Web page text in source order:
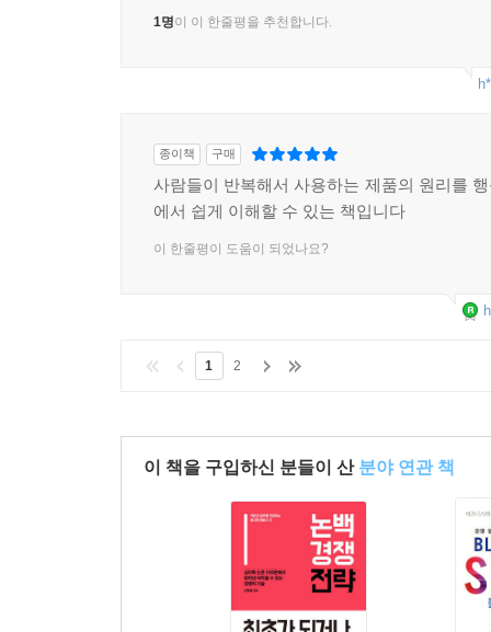
1명이 이 한줄평을 추천합니다.
종이책 구매
사람들이 반복해서 사용하는 제품의 원리를
에서 쉽게 이해할 수 있는 책입니다
이 한줄평이 도움이 되었나요?
1 2
이 책을 구입하신 분들이 산 분야 연관 책